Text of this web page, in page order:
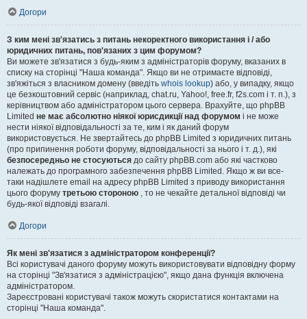
Догори
З ким мені зв'язатись з питань некоректного використання і / або
юридичних питань, пов'язаних з цим форумом?
Ви можете зв'язатися з будь-яким з адміністраторів форуму, вказаних в
списку на сторінці "Наша команда". Якщо ви не отримаєте відповіді,
зв'яжіться з власником домену (введіть whois lookup) або, у випадку, якщо
це безкоштовний сервіс (наприклад, chat.ru, Yahoo!, free.fr, f2s.com і т. п.), з
керівництвом або адміністратором цього сервера. Врахуйте, що phpBB
Limited не має абсолютно ніякої юрисдикції над форумом і не може
нести ніякої відповідальності за те, ким і як даний форум
використовується. Не звертайтесь до phpBB Limited з юридичних питань
(про припинення роботи форуму, відповідальності за нього і т. д.), які
безпосередньо не стосуються до сайту phpBB.com або які частково
належать до програмного забезпечення phpBB Limited. Якщо ж ви все-
таки надішлете email на адресу phpBB Limited з приводу використання
цього форуму третьою стороною , то не чекайте детальної відповіді чи
будь-якої відповіді взагалі.
Догори
Як мені зв'язатися з адміністратором конференції?
Всі користувачі даного форуму можуть використовувати відповідну форму
на сторінці "Зв'язатися з адміністрацією", якщо дана функція включена
адміністратором.
Зареєстровані користувачі також можуть скористатися контактами на
сторінці "Наша команда".